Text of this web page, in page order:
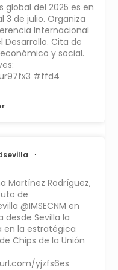
del 2025 es en
3 de julio. Organiza
Internacional
Desarrollo. Cita de
y social.
#ffd4
·
Martínez Rodríguez,
de
@IMSECNM en
desde Sevilla la
en la estratégica
Chips de la Unión
yjzfs6es